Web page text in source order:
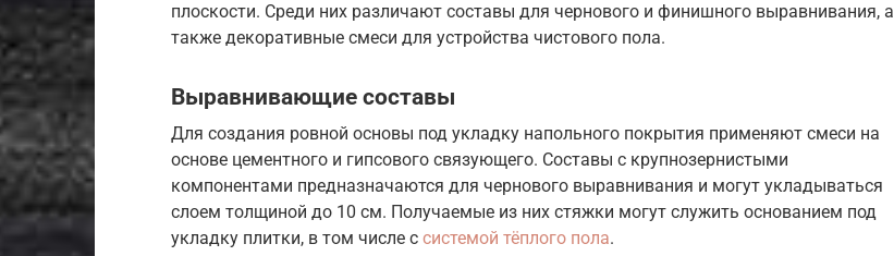
плоскости. Среди них различают составы для чернового и финишного выравнивания, а
также декоративные смеси для устройства чистового пола.
Выравнивающие составы
Для создания ровной основы под укладку напольного покрытия применяют смеси на
основе цементного и гипсового связующего. Составы с крупнозернистыми
компонентами предназначаются для чернового выравнивания и могут укладываться
слоем толщиной до 10 см. Получаемые из них стяжки могут служить основанием под
укладку плитки, в том числе с системой тёплого пола.